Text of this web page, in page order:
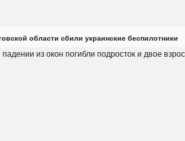
области сбили украинские беспилотники